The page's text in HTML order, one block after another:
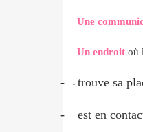
Une
Un endroit où
- - trouve sa
- - est en